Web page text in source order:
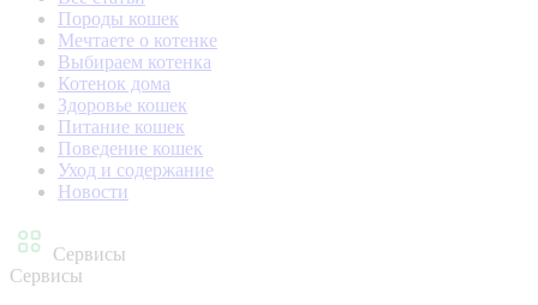
Породы кошек
Мечтаете о котенке
Выбираем котенка
Котенок дома
Здоровье кошек
Питание кошек
Поведение кошек
Уход и содержание
Новости
Сервисы
Сервисы